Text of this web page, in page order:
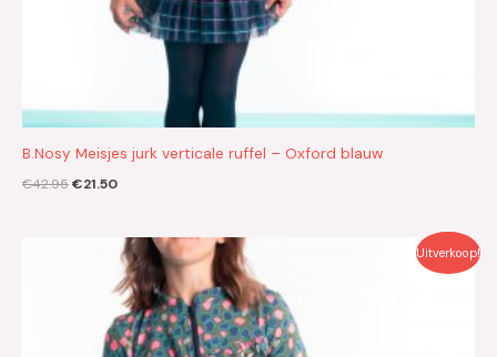
B.Nosy Meisjes jurk verticale ruffel – Oxford blauw
€42.95€21.50
Uitverkoop!
Oorspronkelijke
€26.95.
Huidige
prijs
is:
€13.50.